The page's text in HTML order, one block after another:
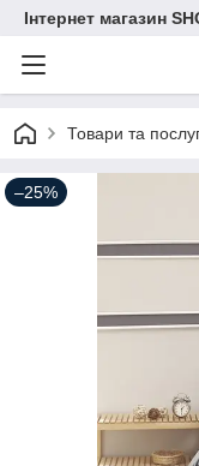
Інтернет магазин
Товари та
–25%